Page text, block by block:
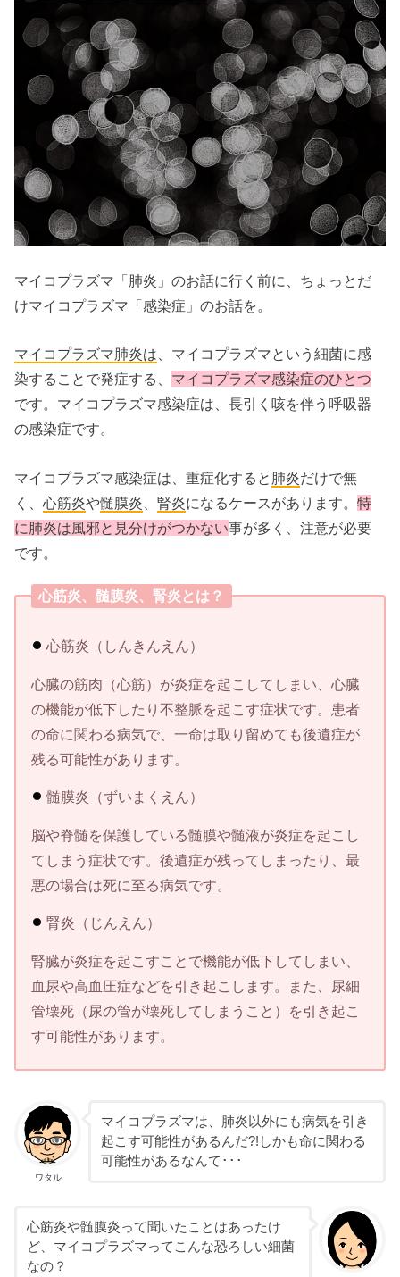
マイコプラズマ「肺炎」のお話に行く前に、ちょっとだ
けマイコプラズマ「感染症」のお話を。
マイコプラズマ肺炎は 、マイコプラズマという細菌に感
染することで発症する、 マイコプラズマ感染症のひとつ
です。マイコプラズマ感染症は、長引く咳を伴う呼吸器
の感染症です。
マイコプラズマ感染症は、重症化すると 肺炎だけで無
く、心筋炎や髄膜炎 、腎炎になるケースがあります。特
に肺炎は風邪と見分けがつかない事が多く、注意が必要
です。
心筋炎、髄膜炎、腎炎とは？
心筋炎（しんきんえん）
心臓の筋肉（心筋）が炎症を起こしてしまい、心臓
の機能が低下したり不整脈を起こす症状です。患者
の命に関わる病気で、一命は取り留めても後遺症が
残る可能性があります。
髄膜炎（ずいまくえん）
脳や脊髄を保護している髄膜や髄液が炎症を起こし
てしまう症状です。後遺症が残ってしまったり、最
悪の場合は死に至る病気です。
腎炎（じんえん）
腎臓が炎症を起こすことで機能が低下してしまい、
血尿や高血圧症などを引き起こします。また、尿細
管壊死（尿の管が壊死してしまうこと）を引き起こ
す可能性があります。
ワタル
マイコプラズマは、肺炎以外にも病気を引き
起こす可能性があるんだ?!しかも命に関わる
可能性があるなんて･･･
心筋炎や髄膜炎って聞いたことはあったけ
ど、マイコプラズマってこんな恐ろしい細菌
なの？